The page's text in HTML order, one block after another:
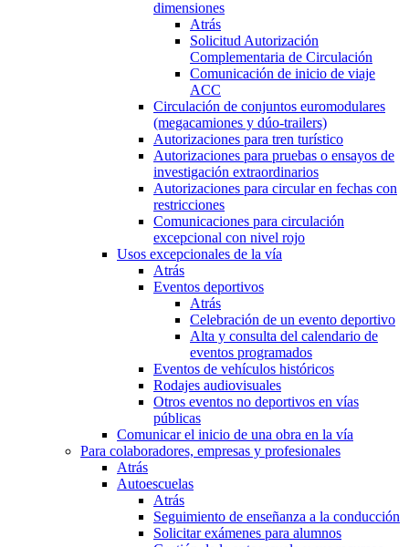
dimensiones
Atrás
Solicitud Autorización
Complementaria de Circulación
Comunicación de inicio de viaje
ACC
Circulación de conjuntos euromodulares
(megacamiones y dúo-trailers)
Autorizaciones para tren turístico
Autorizaciones para pruebas o ensayos de
investigación extraordinarios
Autorizaciones para circular en fechas con
restricciones
Comunicaciones para circulación
excepcional con nivel rojo
Usos excepcionales de la vía
Atrás
Eventos deportivos
Atrás
Celebración de un evento deportivo
Alta y consulta del calendario de
eventos programados
Eventos de vehículos históricos
Rodajes audiovisuales
Otros eventos no deportivos en vías
públicas
Comunicar el inicio de una obra en la vía
Para colaboradores, empresas y profesionales
Atrás
Autoescuelas
Atrás
Seguimiento de enseñanza a la conducción
Solicitar exámenes para alumnos